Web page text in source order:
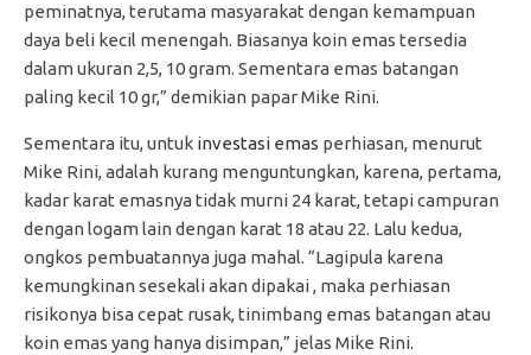
peminatnya, terutama masyarakat dengan kemampuan
daya beli kecil menengah. Biasanya koin emas tersedia
dalam ukuran 2,5, 10 gram. Sementara emas batangan
paling kecil 10 gr,” demikian papar Mike Rini.
Sementara itu, untuk investasi emas perhiasan, menurut
Mike Rini, adalah kurang menguntungkan, karena, pertama,
kadar karat emasnya tidak murni 24 karat, tetapi campuran
dengan logam lain dengan karat 18 atau 22. Lalu kedua,
ongkos pembuatannya juga mahal. “Lagipula karena
kemungkinan sesekali akan dipakai , maka perhiasan
risikonya bisa cepat rusak, tinimbang emas batangan atau
koin emas yang hanya disimpan,” jelas Mike Rini.